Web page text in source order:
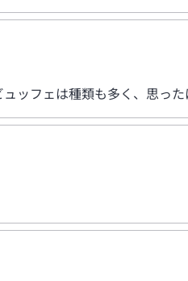
ッフェは種類も多く、思っ